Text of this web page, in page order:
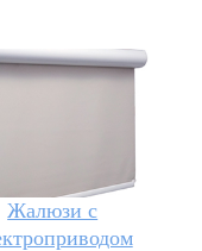
Жалюзи с